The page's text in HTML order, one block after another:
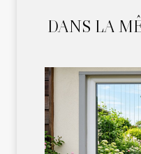
DANS LA